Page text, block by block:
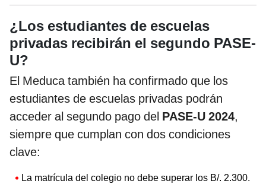
¿Los estudiantes de escuelas
privadas recibirán el segundo PASE-
U?
El Meduca también ha confirmado que los
estudiantes de escuelas privadas podrán
acceder al segundo pago del PASE-U 2024,
siempre que cumplan con dos condiciones
clave:
La matrícula del colegio no debe superar los B/. 2.300.